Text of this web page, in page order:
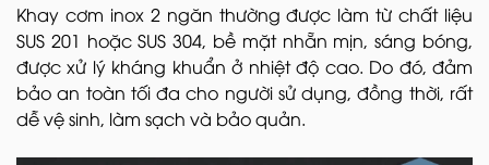
Khay cơm inox 2 ngăn thường được làm từ chất liệu
SUS 201 hoặc SUS 304, bề mặt nhẵn mịn, sáng bóng,
được xử lý kháng khuẩn ở nhiệt độ cao. Do đó, đảm
bảo an toàn tối đa cho người sử dụng, đồng thời, rất
dễ vệ sinh, làm sạch và bảo quản.